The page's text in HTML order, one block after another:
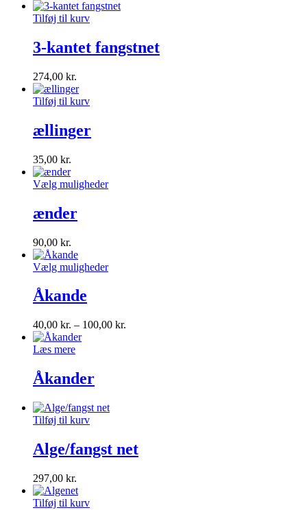
Tilføj til kurv
3-kantet fangstnet
274,00 kr.
Tilføj til kurv
ællinger
35,00 kr.
Vælg muligheder
ænder
90,00 kr.
Vælg muligheder
Åkande
40,00 kr. – 100,00 kr.
Læs mere
Åkander
Tilføj til kurv
Alge/fangst net
297,00 kr.
Tilføj til kurv